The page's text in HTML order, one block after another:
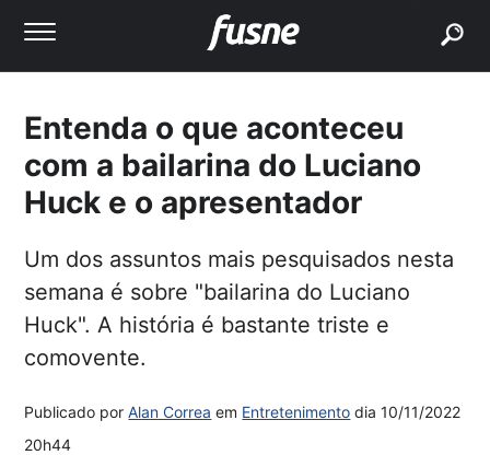
Entenda o que aconteceu
com a bailarina do Luciano
Huck e o apresentador
Um dos assuntos mais pesquisados nesta
semana é sobre "bailarina do Luciano
Huck". A história é bastante triste e
comovente.
Publicado porAlan Correa em Entretenimento dia10/11/2022
20h44